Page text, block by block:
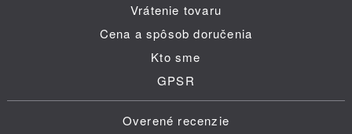
Vrátenie tovaru
Cena a spôsob doručenia
Kto sme
GPSR
Overené recenzie